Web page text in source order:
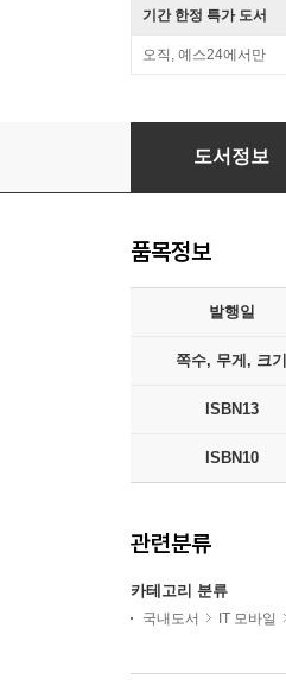
기간 한정 특가 도서
오직, 예스24에서만
한 권으로 끝내
도서정보
품목정보
발행일
쪽수, 무게, 크기
ISBN13
ISBN10
관련분류
카테고리 분류
국내도서 IT 모바일